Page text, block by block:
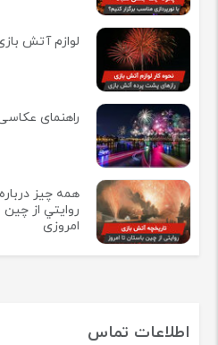
لوازم آتش
راهنمای
همه چيز
روايتي از
امروزی
اطلاعات تماس